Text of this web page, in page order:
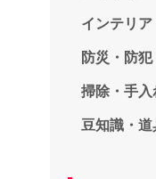
インテリア
防災・防犯
掃除・手
豆知識・